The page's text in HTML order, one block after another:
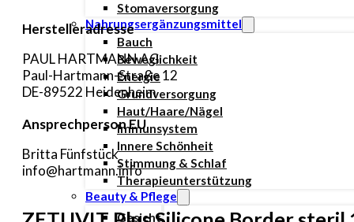
Stomaversorgung
Nahrungsergänzungsmittel
Bauch
Beweglichkeit
Energie
Grundversorgung
Haut/Haare/Nägel
Immunsystem
Innere Schönheit
Stimmung & Schlaf
Therapieunterstützung
Beauty & Pflege
Gesicht
Herstelleradresse
PAUL HARTMANN AG
Paul-Hartmann-Straße 12
DE-89522 Heidenheim
Ansprechperson EU
Britta Fünfstück
info@hartmann.info